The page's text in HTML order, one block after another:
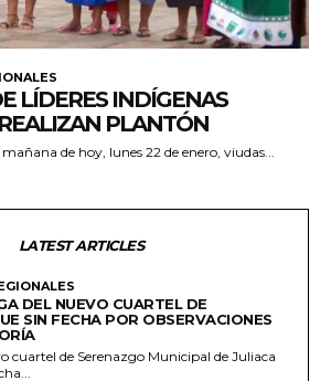
LÍDERES INDÍGENAS
PLANTÓN
mañana de hoy, lunes 22 de enero, viudas...
LATEST ARTICLES
DEL NUEVO CUARTEL DE
SIN FECHA POR OBSERVACIONES
cuartel de Serenazgo Municipal de Juliaca